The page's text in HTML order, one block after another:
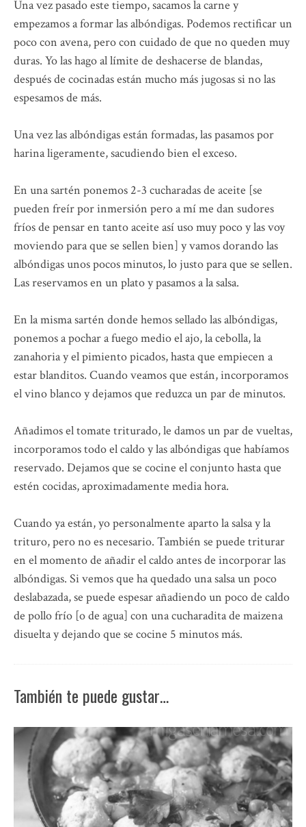
Una vez pasado este tiempo, sacamos la carne y
empezamos a formar las albóndigas. Podemos rectificar un
poco con avena, pero con cuidado de que no queden muy
duras. Yo las hago al límite de deshacerse de blandas,
después de cocinadas están mucho más jugosas si no las
espesamos de más.
Una vez las albóndigas están formadas, las pasamos por
harina ligeramente, sacudiendo bien el exceso.
En una sartén ponemos 2-3 cucharadas de aceite [se
pueden freír por inmersión pero a mí me dan sudores
fríos de pensar en tanto aceite así uso muy poco y las voy
moviendo para que se sellen bien] y vamos dorando las
albóndigas unos pocos minutos, lo justo para que se sellen.
Las reservamos en un plato y pasamos a la salsa.
En la misma sartén donde hemos sellado las albóndigas,
ponemos a pochar a fuego medio el ajo, la cebolla, la
zanahoria y el pimiento picados, hasta que empiecen a
estar blanditos. Cuando veamos que están, incorporamos
el vino blanco y dejamos que reduzca un par de minutos.
Añadimos el tomate triturado, le damos un par de vueltas,
incorporamos todo el caldo y las albóndigas que habíamos
reservado. Dejamos que se cocine el conjunto hasta que
estén cocidas, aproximadamente media hora.
Cuando ya están, yo personalmente aparto la salsa y la
trituro, pero no es necesario. También se puede triturar
en el momento de añadir el caldo antes de incorporar las
albóndigas. Si vemos que ha quedado una salsa un poco
deslabazada, se puede espesar añadiendo un poco de caldo
de pollo frío [o de agua] con una cucharadita de maizena
disuelta y dejando que se cocine 5 minutos más.
También te puede gustar…